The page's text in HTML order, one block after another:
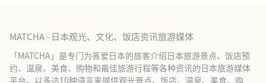
MATCHA - 日本观光、文化、饭店资讯旅游媒体
「MATCHA」是专门为喜爱日本的旅客介绍日本旅游景点、饭店预
约、温泉、美食、购物和最佳旅游行程等各种资讯的日本旅游媒体
平台。以多达10种语言来提供观光景点、饭店、温泉、美食、购